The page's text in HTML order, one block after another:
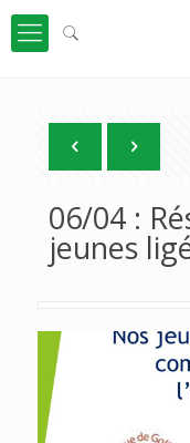
06/04 :
jeunes